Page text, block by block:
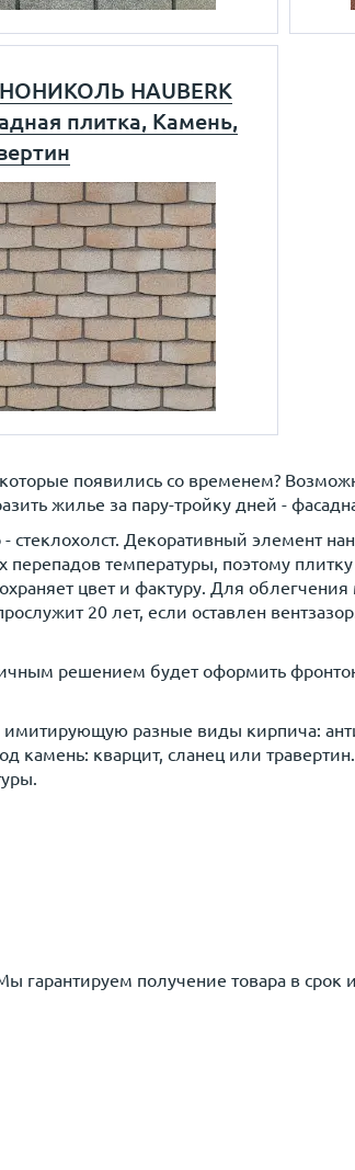
HAUBERK
плитка, Камень,
появились со временем?
жилье за пару-тройку дней -
стеклохолст. Декоративный элемент
перепадов температуры, поэтому
цвет и фактуру. Для
20 лет, если оставлен вентзазор.
решением будет оформить
имитирующую разные виды кирпича:
кварцит, сланец или
гарантируем получение товара в